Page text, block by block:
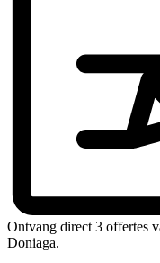
Ontvang direct 3 offertes
Doniaga.